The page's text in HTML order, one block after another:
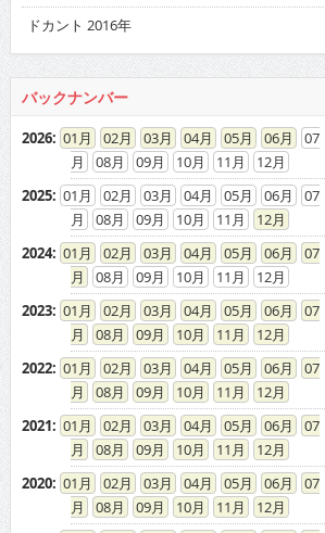
2026:01 02 03 04 05 06
07
08
2025: 01 02 03 04 05 06
07
08
09 10 11
12
2024: 01 02 03 04 05 06
07
08
09 10 11
12
2023: 01 02 03 04 05 06
07
08
09 10 11
12
2022: 01 02 03 04 05 06
07
08
09 10 11
12
2021: 01 02 03 04 05 06
07
08
09 10 11
12
2020: 01 02 03 04 05 06
07
08
09 10 11
12
2019: 01 02 03 04 05 06
07
08
09 10 11
12